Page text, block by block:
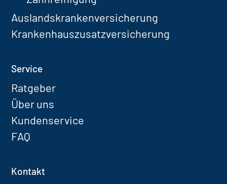
Auslandskrankenversicherung
Krankenhauszusatzversicherung
Service
Ratgeber
Über uns
Kundenservice
FAQ
Kontakt